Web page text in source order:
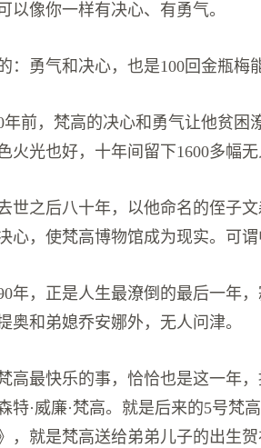
以像你一样有决心、有勇气。
：勇气和决心，也是100回金瓶梅
年前，梵高的决心和勇气让他贫
火光也好，十年间留下1600多幅无
世之后八十年，以他命名的侄子
心，使梵高博物馆成为现实。可谓
年，正是人生最潦倒的最后一年
奥和弟媳乔安娜外，无人问津。
高最快乐的事，恰恰也是这一年
特·威廉·梵高。就是后来的5号梵
，就是梵高送给弟弟儿子的出生贺